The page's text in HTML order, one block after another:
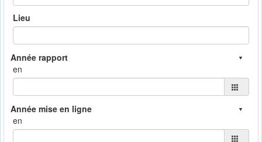
Lieu
en
en